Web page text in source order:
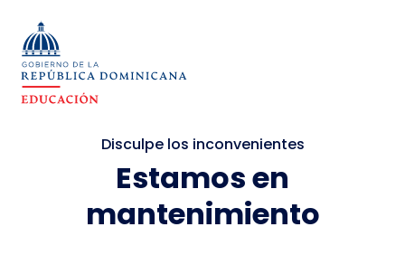
Disculpe los inconvenientes
Estamos en
mantenimiento